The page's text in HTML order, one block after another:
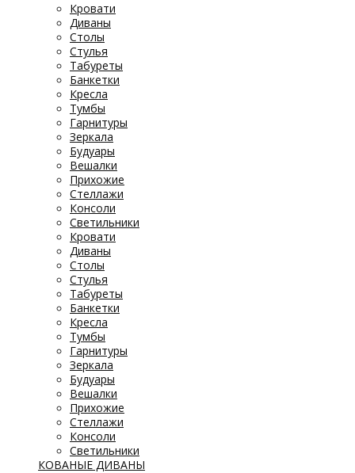
Кровати
Диваны
Столы
Стулья
Табуреты
Банкетки
Кресла
Тумбы
Гарнитуры
Зеркала
Будуары
Вешалки
Прихожие
Стеллажи
Консоли
Светильники
Кровати
Диваны
Столы
Стулья
Табуреты
Банкетки
Кресла
Тумбы
Гарнитуры
Зеркала
Будуары
Вешалки
Прихожие
Стеллажи
Консоли
Светильники
КОВАНЫЕ ДИВАНЫ